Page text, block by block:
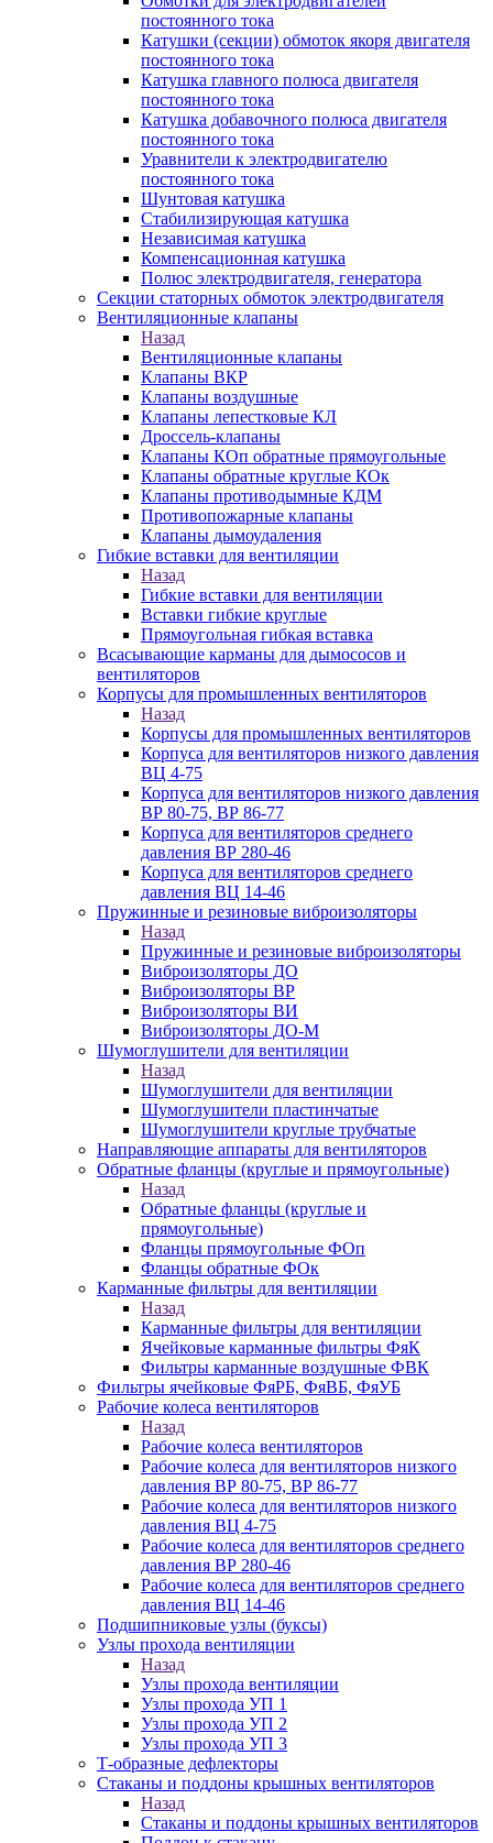
постоянного тока
Катушки (секции) обмоток якоря двигателя
постоянного тока
Катушка главного полюса двигателя
постоянного тока
Катушка добавочного полюса двигателя
постоянного тока
Уравнители к электродвигателю
постоянного тока
Шунтовая катушка
Стабилизирующая катушка
Независимая катушка
Компенсационная катушка
Полюс электродвигателя, генератора
Секции статорных обмоток электродвигателя
Вентиляционные клапаны
Назад
Вентиляционные клапаны
Клапаны ВКР
Клапаны воздушные
Клапаны лепестковые КЛ
Дроссель-клапаны
Клапаны КОп обратные прямоугольные
Клапаны обратные круглые КОк
Клапаны противодымные КДМ
Противопожарные клапаны
Клапаны дымоудаления
Гибкие вставки для вентиляции
Назад
Гибкие вставки для вентиляции
Вставки гибкие круглые
Прямоугольная гибкая вставка
Всасывающие карманы для дымососов и
вентиляторов
Корпусы для промышленных вентиляторов
Назад
Корпусы для промышленных вентиляторов
Корпуса для вентиляторов низкого давления
ВЦ 4-75
Корпуса для вентиляторов низкого давления
ВР 80-75, ВР 86-77
Корпуса для вентиляторов среднего
давления ВР 280-46
Корпуса для вентиляторов среднего
давления ВЦ 14-46
Пружинные и резиновые виброизоляторы
Назад
Пружинные и резиновые виброизоляторы
Виброизоляторы ДО
Виброизоляторы ВР
Виброизоляторы ВИ
Виброизоляторы ДО-М
Шумоглушители для вентиляции
Назад
Шумоглушители для вентиляции
Шумоглушители пластинчатые
Шумоглушители круглые трубчатые
Направляющие аппараты для вентиляторов
Обратные фланцы (круглые и прямоугольные)
Назад
Обратные фланцы (круглые и
прямоугольные)
Фланцы прямоугольные ФОп
Фланцы обратные ФОк
Карманные фильтры для вентиляции
Назад
Карманные фильтры для вентиляции
Ячейковые карманные фильтры ФяК
Фильтры карманные воздушные ФВК
Фильтры ячейковые ФяРБ, ФяВБ, ФяУБ
Рабочие колеса вентиляторов
Назад
Рабочие колеса вентиляторов
Рабочие колеса для вентиляторов низкого
давления ВР 80-75, ВР 86-77
Рабочие колеса для вентиляторов низкого
давления ВЦ 4-75
Рабочие колеса для вентиляторов среднего
давления ВР 280-46
Рабочие колеса для вентиляторов среднего
давления ВЦ 14-46
Подшипниковые узлы (буксы)
Узлы прохода вентиляции
Назад
Узлы прохода вентиляции
Узлы прохода УП 1
Узлы прохода УП 2
Узлы прохода УП 3
Т-образные дефлекторы
Стаканы и поддоны крышных вентиляторов
Назад
Стаканы и поддоны крышных вентиляторов